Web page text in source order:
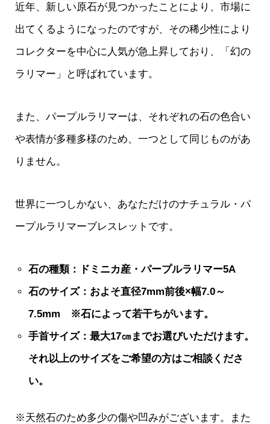
近年、新しい原石が見つかったことにより、市場に
出てくるようになったのですが、その稀少性により
コレクターを中心に人気が急上昇しており、「幻の
ラリマー」と呼ばれています。
また、パープルラリマーは、それぞれの石の色合い
や表情が多種多様のため、一つとして同じものがあ
りません。
世界に一つしかない、あなただけのナチュラル・パ
ープルラリマーブレスレットです。
石の種類：ドミニカ産・パープルラリマー5A
石のサイズ：およそ直径7mm前後×幅7.0～
7.5mm ※石によって若干ちがいます。
手首サイズ：最大17㎝までお選びいただけます。
それ以上のサイズをご希望の方はご相談くださ
い。
※天然石のため多少の傷や凹みがございます。また